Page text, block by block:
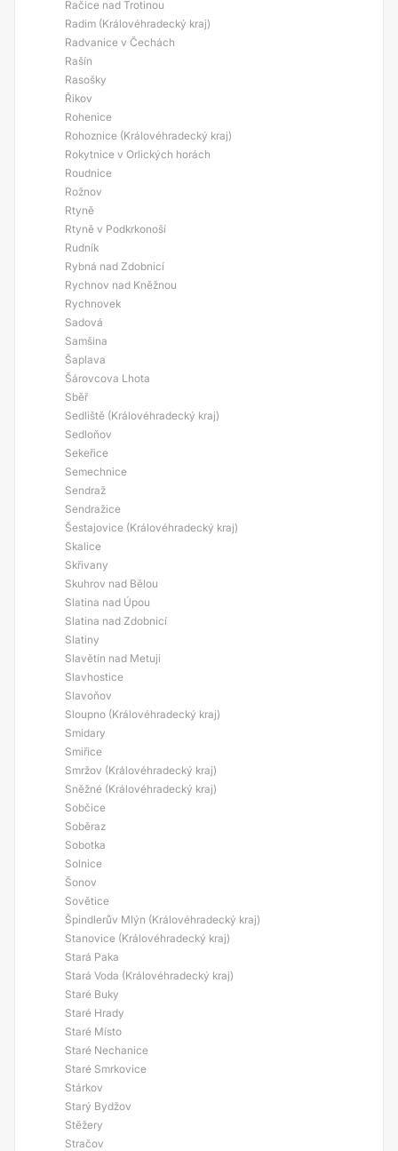
Račice nad Trotinou
Radim (Královéhradecký kraj)
Radvanice v Čechách
Rašín
Rasošky
Řikov
Rohenice
Rohoznice (Královéhradecký kraj)
Rokytnice v Orlických horách
Roudnice
Rožnov
Rtyně
Rtyně v Podkrkonoší
Rudník
Rybná nad Zdobnicí
Rychnov nad Kněžnou
Rychnovek
Sadová
Samšina
Šaplava
Šárovcova Lhota
Sběř
Sedliště (Královéhradecký kraj)
Sedloňov
Sekeřice
Semechnice
Sendraž
Sendražice
Šestajovice (Královéhradecký kraj)
Skalice
Skřivany
Skuhrov nad Bělou
Slatina nad Úpou
Slatina nad Zdobnicí
Slatiny
Slavětín nad Metuji
Slavhostice
Slavoňov
Sloupno (Královéhradecký kraj)
Smidary
Smiřice
Smržov (Královéhradecký kraj)
Sněžné (Královéhradecký kraj)
Sobčice
Soběraz
Sobotka
Solnice
Šonov
Sovětice
Špindlerův Mlýn (Královéhradecký kraj)
Stanovice (Královéhradecký kraj)
Stará Paka
Stará Voda (Královéhradecký kraj)
Staré Buky
Staré Hrady
Staré Místo
Staré Nechanice
Staré Smrkovice
Stárkov
Starý Bydžov
Stěžery
Stračov